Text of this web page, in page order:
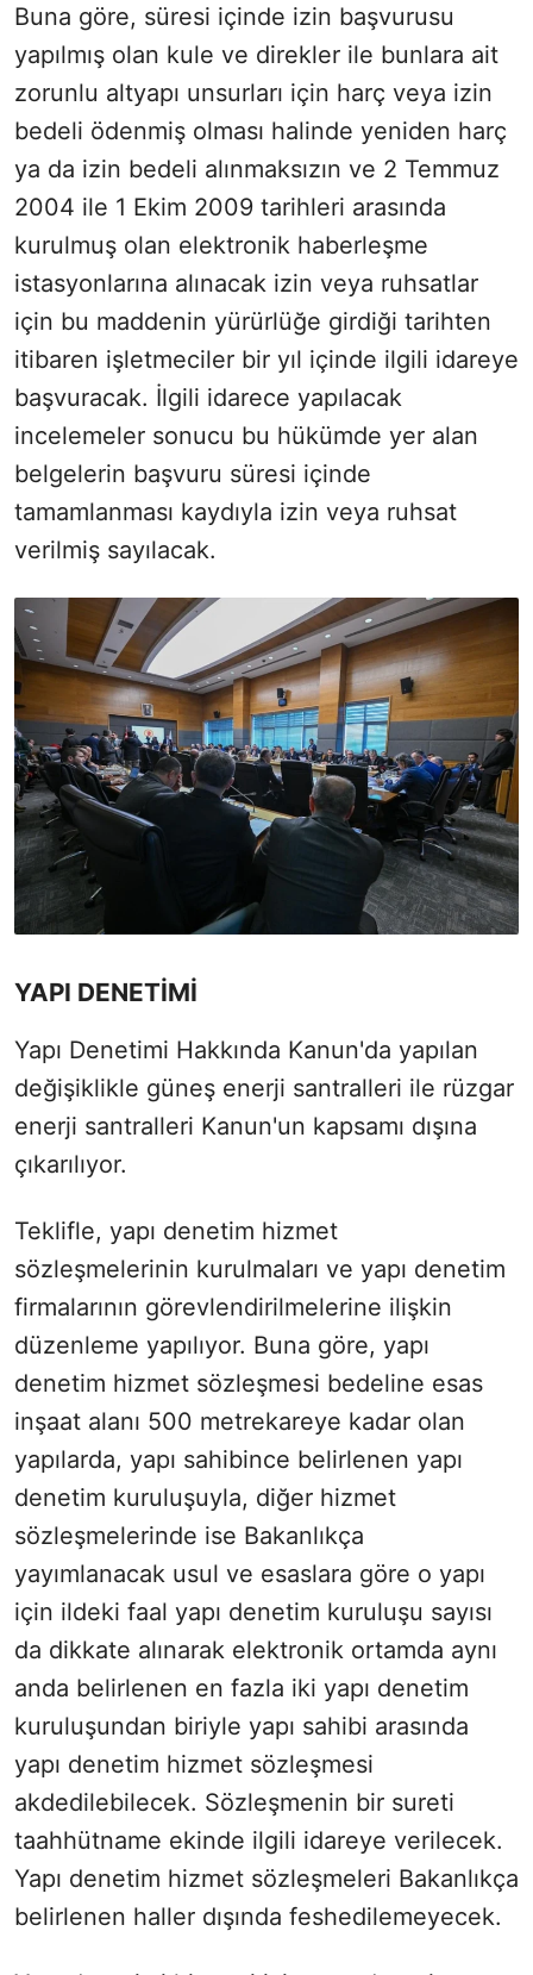
Buna göre, süresi içinde izin başvurusu
yapılmış olan kule ve direkler ile bunlara ait
zorunlu altyapı unsurları için harç veya izin
bedeli ödenmiş olması halinde yeniden harç
ya da izin bedeli alınmaksızın ve 2 Temmuz
2004 ile 1 Ekim 2009 tarihleri arasında
kurulmuş olan elektronik haberleşme
istasyonlarına alınacak izin veya ruhsatlar
için bu maddenin yürürlüğe girdiği tarihten
itibaren işletmeciler bir yıl içinde ilgili idareye
başvuracak. İlgili idarece yapılacak
incelemeler sonucu bu hükümde yer alan
belgelerin başvuru süresi içinde
tamamlanması kaydıyla izin veya ruhsat
verilmiş sayılacak.
YAPI DENETİMİ
Yapı Denetimi Hakkında Kanun'da yapılan
değişiklikle güneş enerji santralleri ile rüzgar
enerji santralleri Kanun'un kapsamı dışına
çıkarılıyor.
Teklifle, yapı denetim hizmet
sözleşmelerinin kurulmaları ve yapı denetim
firmalarının görevlendirilmelerine ilişkin
düzenleme yapılıyor. Buna göre, yapı
denetim hizmet sözleşmesi bedeline esas
inşaat alanı 500 metrekareye kadar olan
yapılarda, yapı sahibince belirlenen yapı
denetim kuruluşuyla, diğer hizmet
sözleşmelerinde ise Bakanlıkça
yayımlanacak usul ve esaslara göre o yapı
için ildeki faal yapı denetim kuruluşu sayısı
da dikkate alınarak elektronik ortamda aynı
anda belirlenen en fazla iki yapı denetim
kuruluşundan biriyle yapı sahibi arasında
yapı denetim hizmet sözleşmesi
akdedilebilecek. Sözleşmenin bir sureti
taahhütname ekinde ilgili idareye verilecek.
Yapı denetim hizmet sözleşmeleri Bakanlıkça
belirlenen haller dışında feshedilemeyecek.